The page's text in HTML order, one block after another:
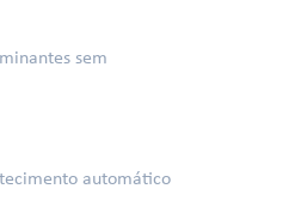
sem
automático